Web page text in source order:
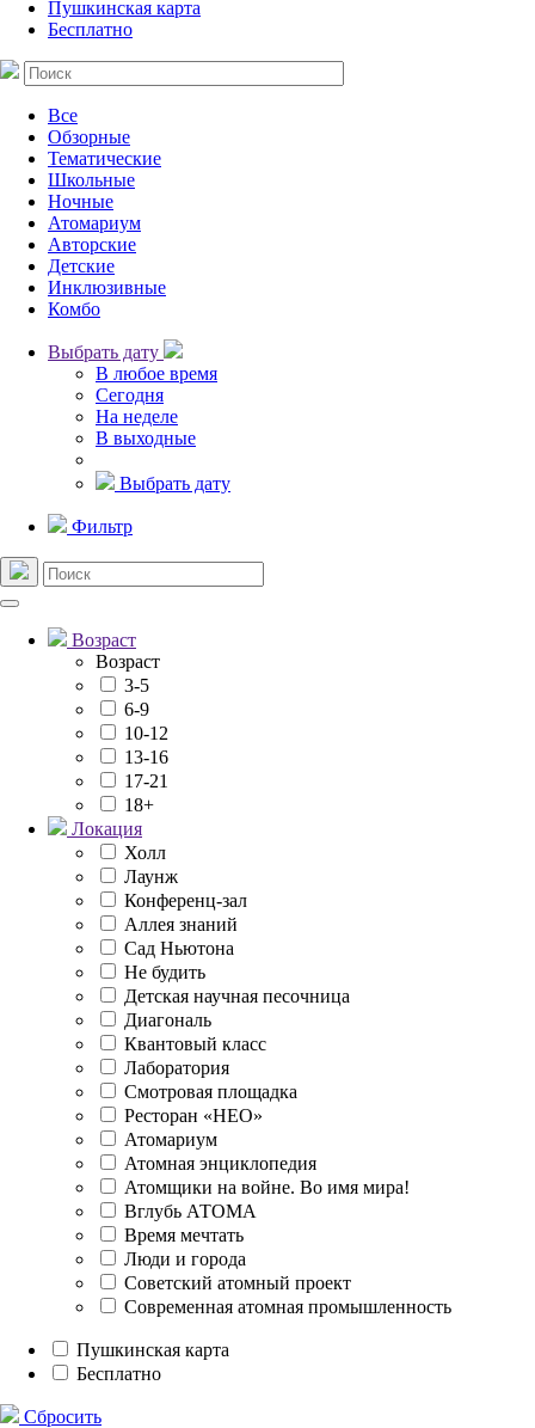
Пушкинская карта
Бесплатно
Все
Обзорные
Тематические
Школьные
Ночные
Атомариум
Авторские
Детские
Инклюзивные
Комбо
Выбрать дату
В любое время
Сегодня
На неделе
В выходные
Выбрать дату
Фильтр
Возраст
Возраст
3-5
6-9
10-12
13-16
17-21
18+
Локация
Холл
Лаунж
Конференц-зал
Аллея знаний
Сад Ньютона
Не будить
Детская научная песочница
Диагональ
Квантовый класс
Лаборатория
Смотровая площадка
Ресторан «НЕО»
Атомариум
Атомная энциклопедия
Атомщики на войне. Во имя мира!
Вглубь АТОМА
Время мечтать
Люди и города
Советский атомный проект
Современная атомная промышленность
Пушкинская карта
Бесплатно
Сбросить